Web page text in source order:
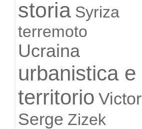
storia Syriza
terremoto
Ucraina
urbanistica e
territorio Victor
Serge Zizek